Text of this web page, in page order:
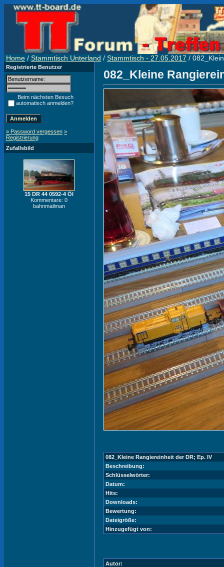
Home / Stammtisch Unterland / Stammtisch - 27.05.2017 /
Registrierte Benutzer
Beim nächsten Besuch
automatisch anmelden?
» Password vergessen »
Registrierung
Zufallsbild
15 DR 44 0592-4 Öl
Kommentare: 0
bahnmailman
082_Kleine
082_Kleine Rangiereinheit der DR; Ep. IV
Beschreibung:
Schlüsselwörter:
Datum:
Hits:
Downloads:
Bewertung:
Dateigröße:
Hinzugefügt von:
Autor: